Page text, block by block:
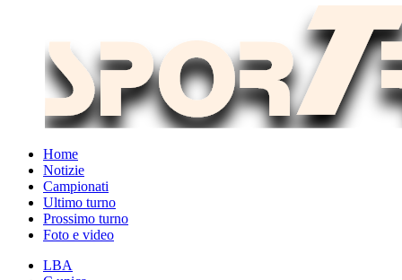
Home
Notizie
Campionati
Ultimo turno
Prossimo turno
Foto e video
LBA